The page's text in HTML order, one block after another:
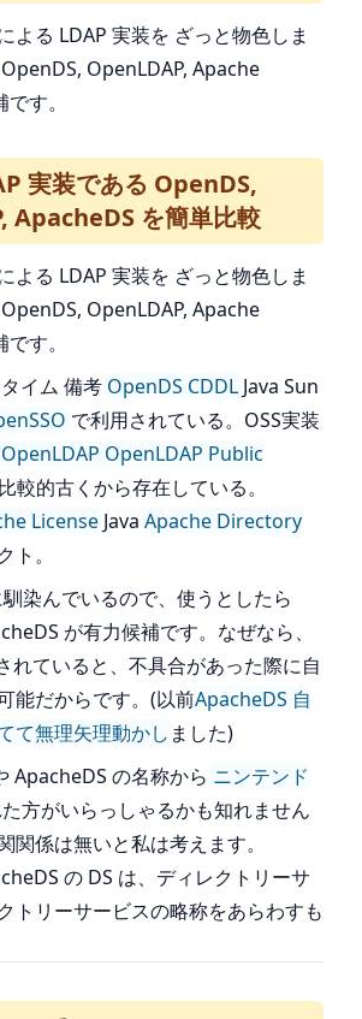
よる LDAP 実装を ざっと物色しま
OpenLDAP, Apache
す。
実装である OpenDS,
ApacheDS を簡単比較
よる LDAP 実装を ざっと物色しま
OpenLDAP, Apache
す。
イム 備考 OpenDS CDDL Java Sun
で利用されている。OSS実装
OpenLDAP OpenLDAP Public
較的古くから存在している。
License Java Apache Directory
ト。
染んでいるので、使うとしたら
が有力候補です。なぜなら、
れていると、不具合があった際に自
能だからです。(以前ApacheDS 自
て無理矢理動かし ました)
ApacheDS の名称から ニンテンド
方がいらっしゃるかも知れません
関係は無いと私は考えます。
の DS は、ディレクトリーサ
トリーサービスの略称をあらわすも